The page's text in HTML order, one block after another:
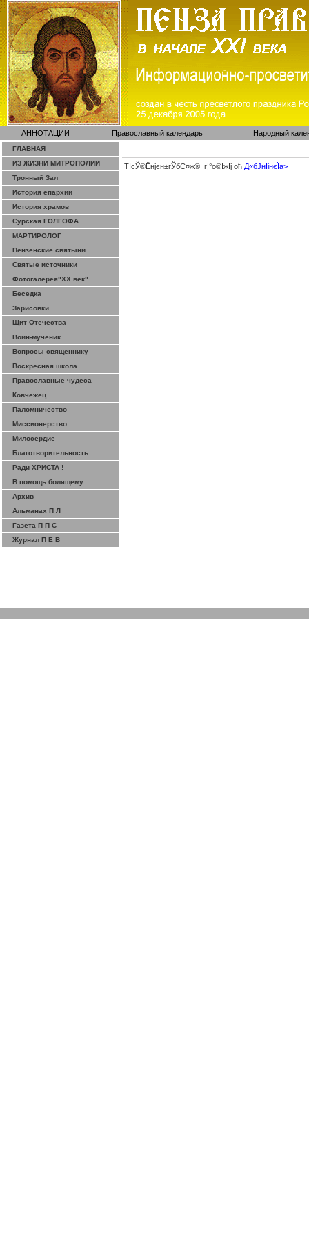
АННОТАЦИИ Православный календарь Народный
ГЛАВНАЯ
ИЗ ЖИЗНИ МИТРОПОЛИИ
Тронный Зал
История епархии
История храмов
Сурская ГОЛГОФА
МАРТИРОЛОГ
Пензенские святыни
Святые источники
Фотогалерея"ХХ век"
Беседка
Зарисовки
Щит Отечества
Воин-мученик
Вопросы священнику
Воскресная школа
Православные чудеса
Ковчежец
Паломничество
Миссионерство
Милосердие
Благотворительность
Ради ХРИСТА !
В помощь болящему
Архив
Альманах П Л
Газета П П С
Журнал П Е В
ТІсЎ®Ёнјєн±­гЎ­бЄ¤ж® г¦°о©ІжІј оћ Д«бЈ­нІінєЇa>